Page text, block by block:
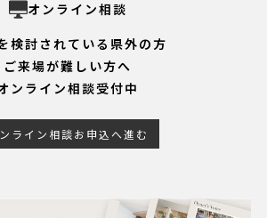
オンライン相談
検討されている県外の方
ご来場が難しい方へ
ンライン相談受付中
ライン相談お申込へ進む